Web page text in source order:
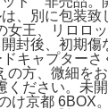
、別に包装致
女王、リロロ
封後、初期傷
キャプターさ
の方、微細を
ください。
京都 6BOX